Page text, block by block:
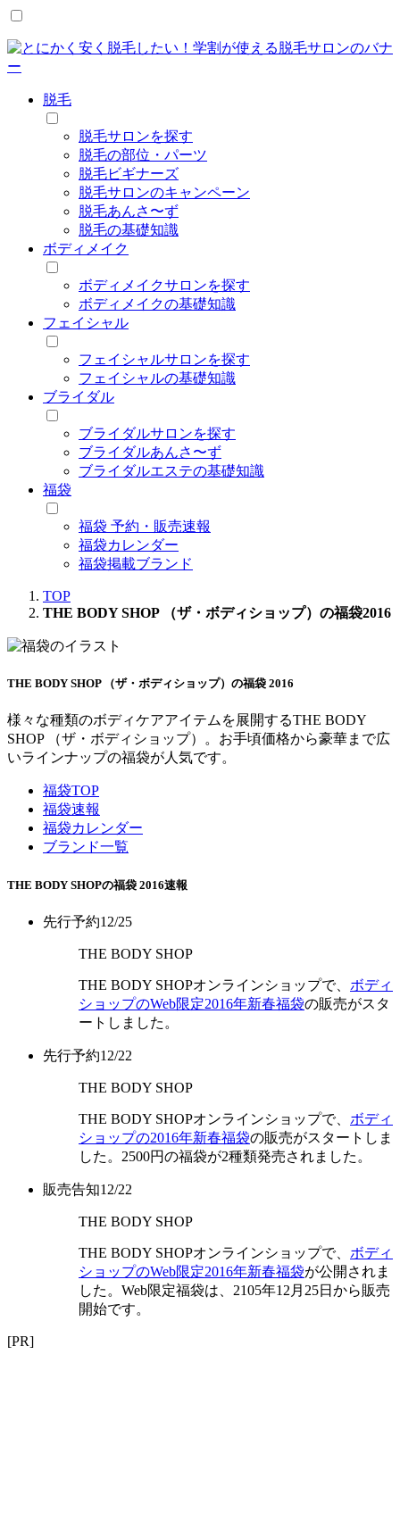
脱毛
脱毛サロンを探す
脱毛の部位・パーツ
脱毛ビギナーズ
脱毛サロンのキャンペーン
脱毛あんさ〜ず
脱毛の基礎知識
ボディメイク
ボディメイクサロンを探す
ボディメイクの基礎知識
フェイシャル
フェイシャルサロンを探す
フェイシャルの基礎知識
ブライダル
ブライダルサロンを探す
ブライダルあんさ〜ず
ブライダルエステの基礎知識
福袋
福袋 予約・販売速報
福袋カレンダー
福袋掲載ブランド
TOP
THE BODY SHOP （ザ・ボディショップ）の福袋2016
THE BODY SHOP （ザ・ボディショップ）の福袋 2016
様々な種類のボディケアアイテムを展開するTHE BODY
SHOP （ザ・ボディショップ）。お手頃価格から豪華まで広
いラインナップの福袋が人気です。
福袋TOP
福袋速報
福袋カレンダー
ブランド一覧
THE BODY SHOPの福袋 2016速報
先行予約12/25
THE BODY SHOP
THE BODY SHOPオンラインショップで、 ボディ
ショップのWeb限定2016年新春福袋の販売がスタ
ートしました。
先行予約12/22
THE BODY SHOP
THE BODY SHOPオンラインショップで、 ボディ
ショップの2016年新春福袋の販売がスタートしま
した。2500円の福袋が2種類発売されました。
販売告知12/22
THE BODY SHOP
THE BODY SHOPオンラインショップで、 ボディ
ショップのWeb限定2016年新春福袋が公開されま
した。Web限定福袋は、2105年12月25日から販売
開始です。
[PR]